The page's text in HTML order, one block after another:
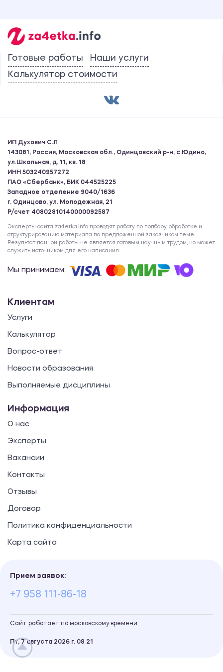
Готовые работы
Наши услуги
Калькулятор стоимости
ИП Духович С.Л
143081, Россия, Московская обл., Одинцовский р-н, с.Юдино,
ул.Школьная, д. 11, кв. 18
ИНН 503240957272
ПАО «Сбербанк», БИК 044525225
Западное отделение 9040/1636
г. Одинцово, ул. Молодежная, 21
Р/счет 40802810140000092587
Эксперты сайта za4etka.info проводят работу по подбору, обработке и
структурированию материала по предложенной заказчиком теме.
Результат данной работы не является готовым научным трудом, но может
служить источником для его написания.
Мы принимаем:
Клиентам
Услуги
Калькулятор
Вопрос-ответ
Новости образования
Выполняемые дисциплины
Информация
О нас
Эксперты
Вакансии
Контакты
Отзывы
Договор
Политика конфиденциальности
Карта сайта
Прием заявок:
+7 958 111-86-18
Сайт работает по московскому времени
Пт, 7 августа 2026 г. 08 21